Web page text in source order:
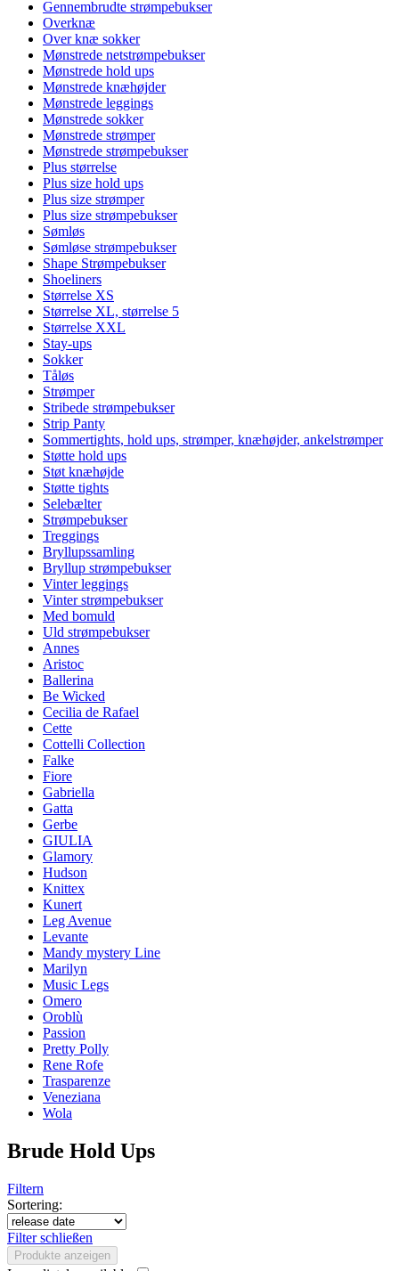
Gennembrudte strømpebukser
Overknæ
Over knæ sokker
Mønstrede netstrømpebukser
Mønstrede hold ups
Mønstrede knæhøjder
Mønstrede leggings
Mønstrede sokker
Mønstrede strømper
Mønstrede strømpebukser
Plus størrelse
Plus size hold ups
Plus size strømper
Plus size strømpebukser
Sømløs
Sømløse strømpebukser
Shape Strømpebukser
Shoeliners
Størrelse XS
Størrelse XL, størrelse 5
Størrelse XXL
Stay-ups
Sokker
Tåløs
Strømper
Stribede strømpebukser
Strip Panty
Sommertights, hold ups, strømper, knæhøjder, ankelstrømper
Støtte hold ups
Støt knæhøjde
Støtte tights
Selebælter
Strømpebukser
Treggings
Bryllupssamling
Bryllup strømpebukser
Vinter leggings
Vinter strømpebukser
Med bomuld
Uld strømpebukser
Annes
Aristoc
Ballerina
Be Wicked
Cecilia de Rafael
Cette
Cottelli Collection
Falke
Fiore
Gabriella
Gatta
Gerbe
GIULIA
Glamory
Hudson
Knittex
Kunert
Leg Avenue
Levante
Mandy mystery Line
Marilyn
Music Legs
Omero
Oroblù
Passion
Pretty Polly
Rene Rofe
Trasparenze
Veneziana
Wola
Brude Hold Ups
Filtern
Sortering:
Filter schließen
Produkte anzeigen